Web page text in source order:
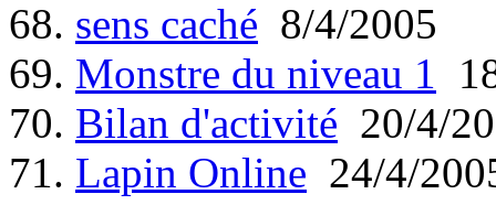
68. sens caché 8/4/2005
69. Monstre du niveau 1
70. Bilan d'activité 20/4/
71. Lapin Online 24/4/